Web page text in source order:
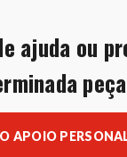
ajuda ou
APOIO